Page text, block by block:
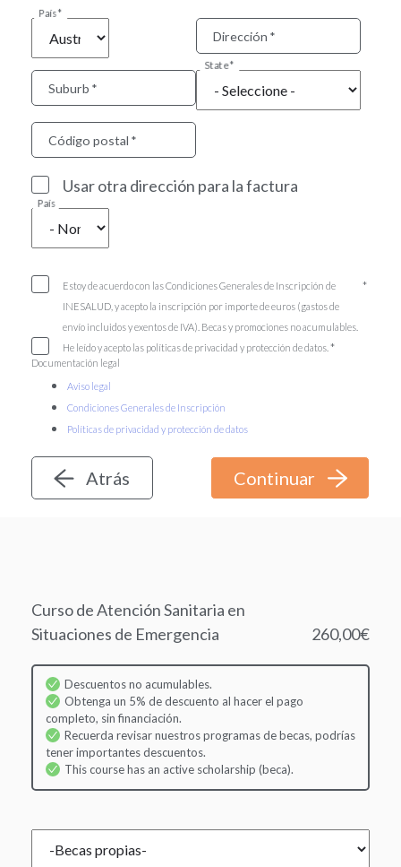
País
Dirección
Suburb
State
Código postal
Usar otra dirección para la factura
País
Estoy de acuerdo con las Condiciones Generales de Inscripción de
INESALUD, y acepto la inscripción por importe de euros (gastos de
envío incluidos y exentos de IVA). Becas y promociones no acumulables.
He leído y acepto las políticas de privacidad y protección de datos.
Documentación legal
Aviso legal
Condiciones Generales de Inscripción
Políticas de privacidad y protección de datos
Atrás
Curso de Atención Sanitaria en
Situaciones de Emergencia
260,00€
Descuentos no acumulables.
Obtenga un 5% de descuento al hacer el pago
completo, sin financiación.
Recuerda revisar nuestros programas de becas, podrías
tener importantes descuentos.
This course has an active scholarship (beca).